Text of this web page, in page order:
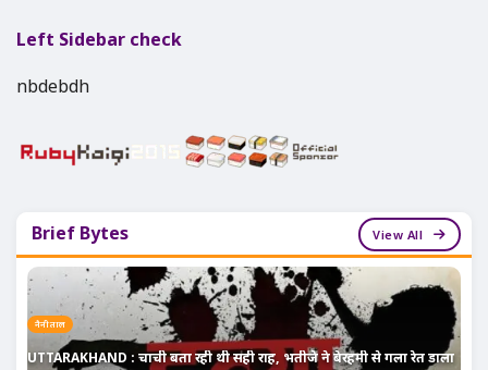
Left Sidebar check
nbdebdh
Brief Bytes View All
नैनीताल
UTTARAKHAND : चाची बता रही थी सही राह, भतीजे ने बेरहमी से गला रेत डाला